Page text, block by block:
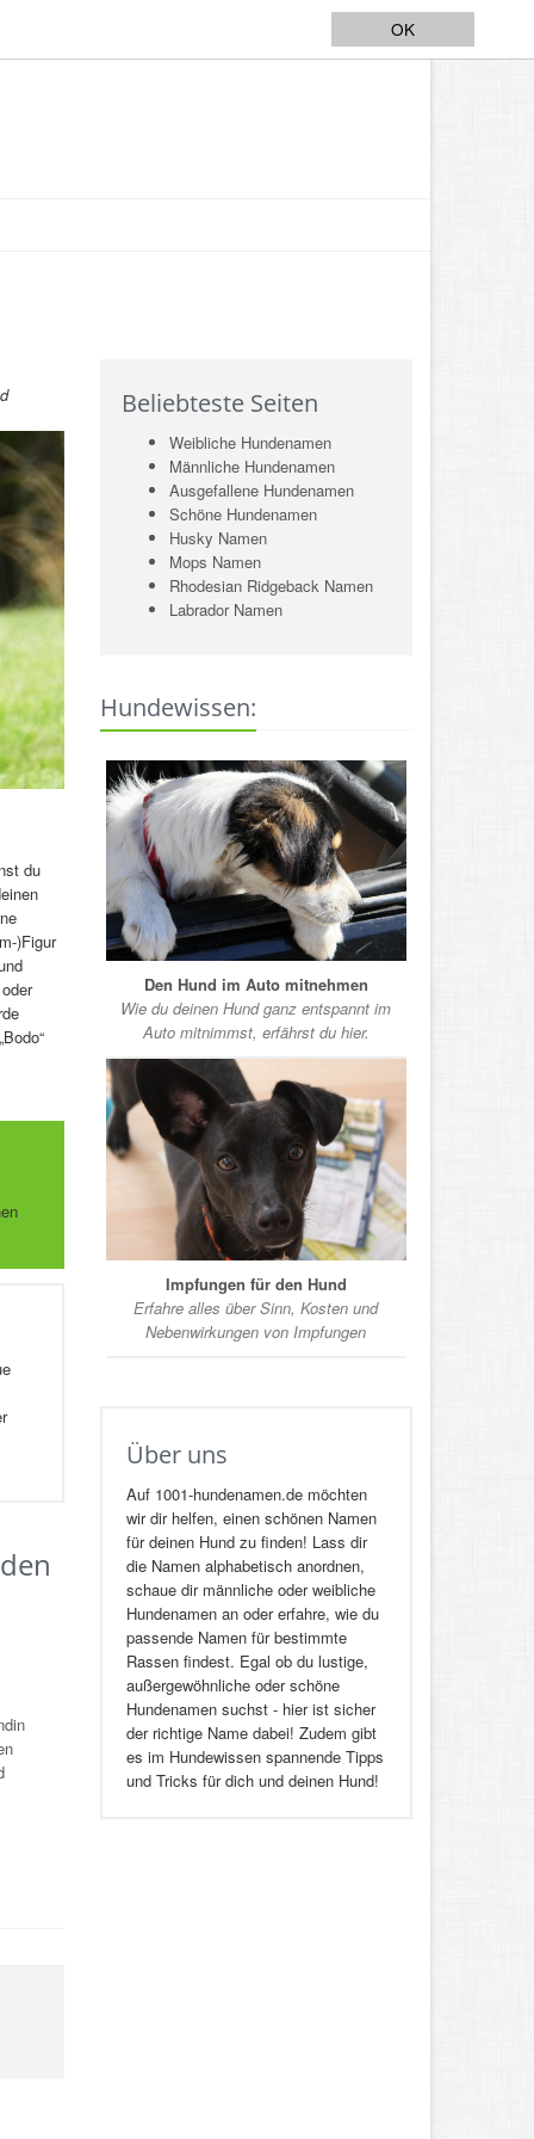
OK
du
)Figur
Beliebteste Seiten
Weibliche Hundenamen
Männliche Hundenamen
Ausgefallene Hundenamen
Schöne Hundenamen
Husky Namen
Mops Namen
Rhodesian Ridgeback Namen
Labrador Namen
Hundewissen:
Den Hund im Auto mitnehmen
Wie du deinen Hund ganz entspannt im
Auto mitnimmst, erfährst du hier.
Impfungen für den Hund
Erfahre alles über Sinn, Kosten und
Nebenwirkungen von Impfungen
Über uns
Auf 1001-hundenamen.de möchten
wir dir helfen, einen schönen Namen
für deinen Hund zu finden! Lass dir
die Namen alphabetisch anordnen,
schaue dir männliche oder weibliche
Hundenamen an oder erfahre, wie du
passende Namen für bestimmte
Rassen findest. Egal ob du lustige,
außergewöhnliche oder schöne
Hundenamen suchst - hier ist sicher
der richtige Name dabei! Zudem gibt
es im Hundewissen spannende Tipps
und Tricks für dich und deinen Hund!